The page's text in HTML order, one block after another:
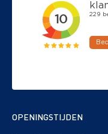
OPENINGSTIJDEN